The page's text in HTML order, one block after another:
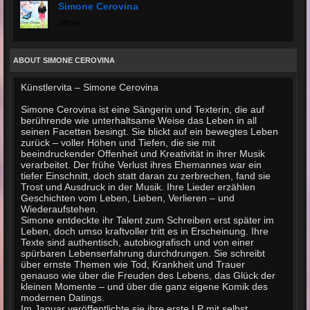
Simone Cerovina
ABOUT SIMONE CEROVINA
Künstlervita – Simone Cerovina
Simone Cerovina ist eine Sängerin und Texterin, die auf
berührende wie unterhaltsame Weise das Leben in all
seinen Facetten besingt. Sie blickt auf ein bewegtes Leben
zurück – voller Höhen und Tiefen, die sie mit
beeindruckender Offenheit und Kreativität in ihrer Musik
verarbeitet. Der frühe Verlust ihres Ehemannes war ein
tiefer Einschnitt, doch statt daran zu zerbrechen, fand sie
Trost und Ausdruck in der Musik. Ihre Lieder erzählen
Geschichten vom Leben, Lieben, Verlieren – und
Wiederaufstehen.
Simone entdeckte ihr Talent zum Schreiben erst später im
Leben, doch umso kraftvoller tritt es in Erscheinung. Ihre
Texte sind authentisch, autobiografisch und von einer
spürbaren Lebenserfahrung durchdrungen. Sie schreibt
über ernste Themen wie Tod, Krankheit und Trauer
genauso wie über die Freuden des Lebens, das Glück der
kleinen Momente – und über die ganz eigene Komik des
modernen Datings.